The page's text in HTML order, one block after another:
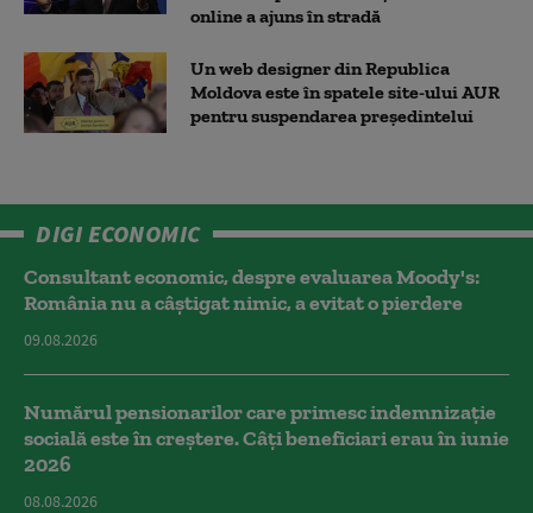
online a ajuns în stradă
Un web designer din Republica
Moldova este în spatele site-ului AUR
pentru suspendarea președintelui
DIGI ECONOMIC
Consultant economic, despre evaluarea Moody's:
România nu a câştigat nimic, a evitat o pierdere
09.08.2026
Numărul pensionarilor care primesc indemnizaţie
socială este în creștere. Câți beneficiari erau în iunie
2026
08.08.2026